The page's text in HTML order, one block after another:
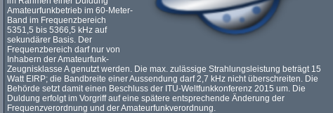
Amateurfunkbetrieb im 60-Meter-
Band im Frequenzbereich
5351,5 bis 5366,5 kHz auf
sekundärer Basis. Der
Frequenzbereich darf nur von
Inhabern der Amateurfunk-
Zeugnisklasse A genutzt werden. Die max. zulässige Strahlungsleistung beträgt 15
Watt EIRP; die Bandbreite einer Aussendung darf 2,7 kHz nicht überschreiten. Die
Behörde setzt damit einen Beschluss der ITU-Weltfunkkonferenz 2015 um. Die
Duldung erfolgt im Vorgriff auf eine spätere entsprechende Änderung der
Frequenzverordnung und der Amateurfunkverordnung.